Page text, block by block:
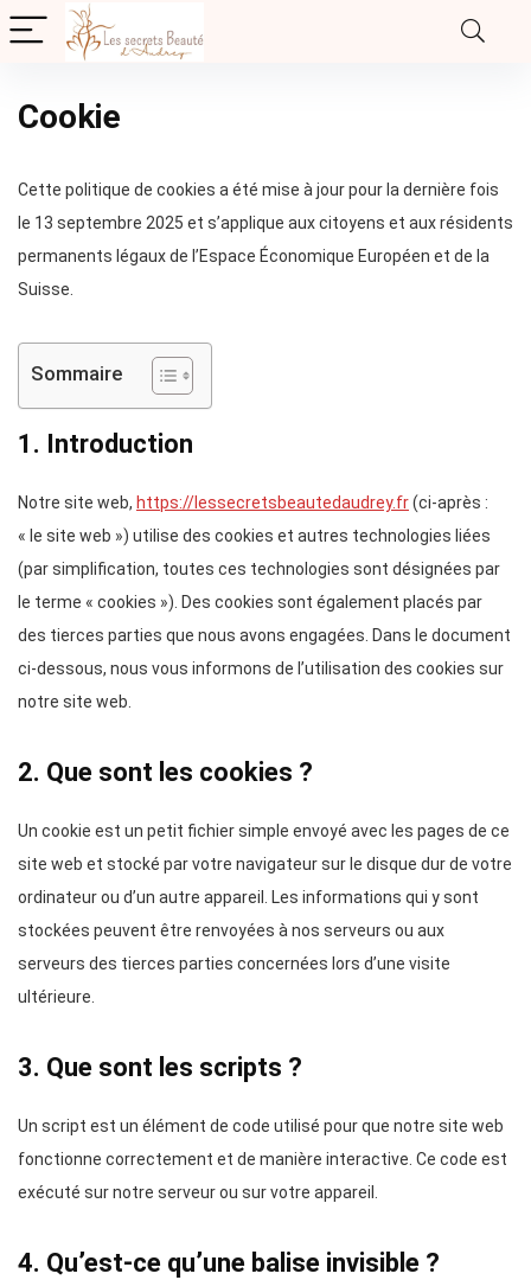
Cookie
Cette politique de cookies a été mise à jour pour la dernière fois
le 13 septembre 2025 et s’applique aux citoyens et aux résidents
permanents légaux de l’Espace Économique Européen et de la
Suisse.
Sommaire
1. Introduction
Notre site web, https://lessecretsbeautedaudrey.fr(ci-après :
« le site web ») utilise des cookies et autres technologies liées
(par simplification, toutes ces technologies sont désignées par
le terme « cookies »). Des cookies sont également placés par
des tierces parties que nous avons engagées. Dans le document
ci-dessous, nous vous informons de l’utilisation des cookies sur
notre site web.
2. Que sont les cookies ?
Un cookie est un petit fichier simple envoyé avec les pages de ce
site web et stocké par votre navigateur sur le disque dur de votre
ordinateur ou d’un autre appareil. Les informations qui y sont
stockées peuvent être renvoyées à nos serveurs ou aux
serveurs des tierces parties concernées lors d’une visite
ultérieure.
3. Que sont les scripts ?
Un script est un élément de code utilisé pour que notre site web
fonctionne correctement et de manière interactive. Ce code est
exécuté sur notre serveur ou sur votre appareil.
4. Qu’est-ce qu’une balise invisible ?